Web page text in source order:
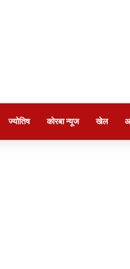
ज्योतिष कोरबा न्यूज खेल